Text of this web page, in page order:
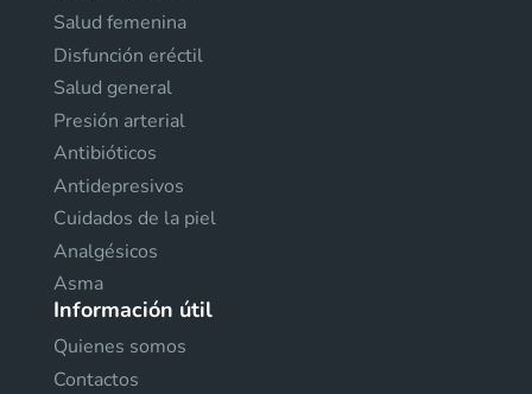
Salud femenina
Disfunción eréctil
Salud general
Presión arterial
Antibióticos
Antidepresivos
Cuidados de la piel
Analgésicos
Asma
Información útil
Quienes somos
Contactos